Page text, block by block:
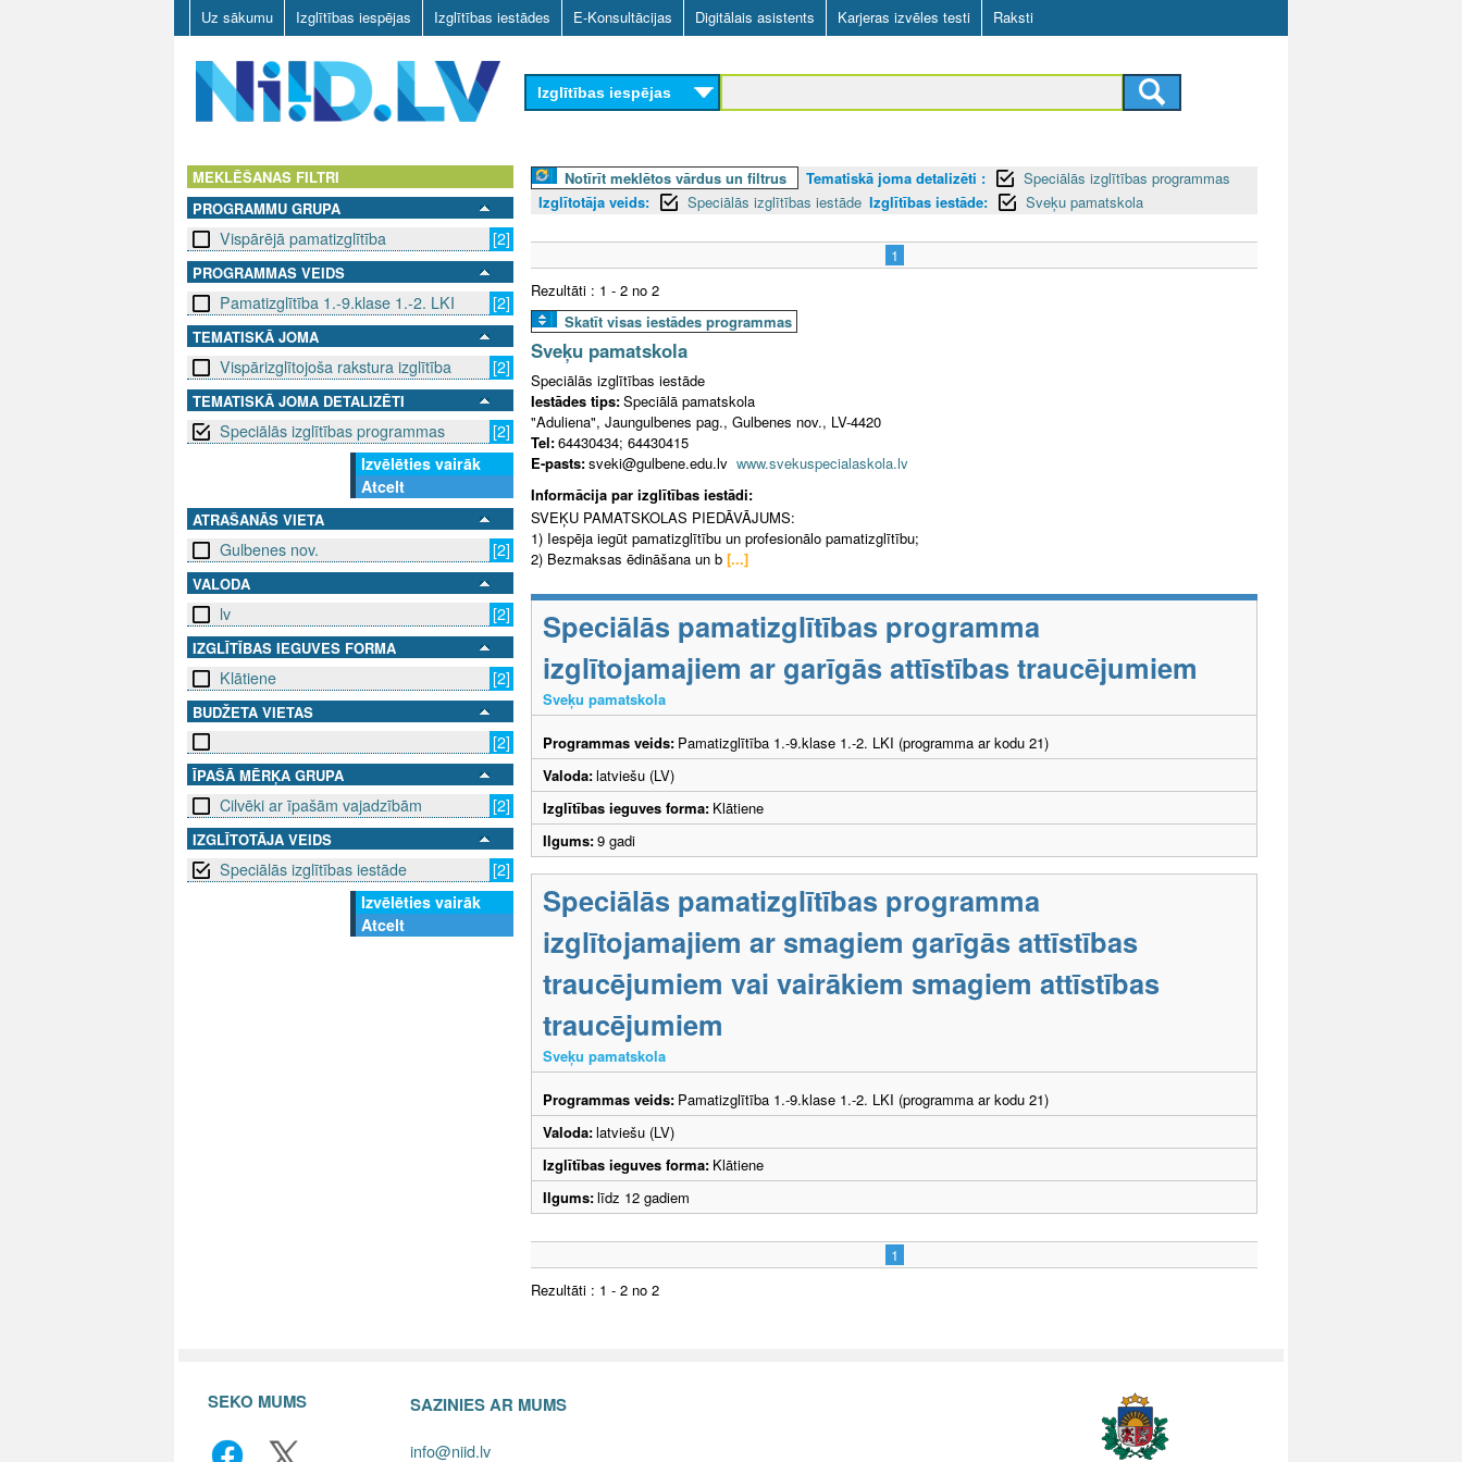
Skip
to
main
content
Uz sākumu Izglītības iespējas Izglītības iestādes E-Konsultācijas Digitālais asistents Karjeras izvēles testi Raksti
D
L
V
Izglītības iespējas
MEKLĒŠANAS FILTRI
PROGRAMMU GRUPA
Vispārējā pamatizglītība [2]
PROGRAMMAS VEIDS
Pamatizglītība 1.-9.klase 1.-2. LKI [2]
TEMATISKĀ JOMA
Vispārizglītojoša rakstura izglītība [2]
TEMATISKĀ JOMA DETALIZĒTI
Speciālās izglītības programmas
[2]
Izvēlēties vairāk
Atcelt
ATRAŠANĀS VIETA
Gulbenes nov. [2]
VALODA
lv [2]
IZGLĪTĪBAS IEGUVES FORMA
Klātiene [2]
BUDŽETA VIETAS
[2]
ĪPAŠĀ MĒRĶA GRUPA
Cilvēki ar īpašām vajadzībām [2]
IZGLĪTOTĀJA VEIDS
Speciālās izglītības iestāde
[2]
Izvēlēties vairāk
Atcelt
Notīrīt meklētos vārdus un filtrus Tematiskā joma detalizēti :
Speciālās izglītības programmas
Izglītotāja veids:
Speciālās izglītības iestāde Izglītības iestāde: Sveķu pamatskola
1
Rezultāti : 1 - 2 no 2
Skatīt visas iestādes programmas
Sveķu pamatskola
Speciālās izglītības iestāde
Iestādes tips:Speciālā pamatskola
"Aduliena", Jaungulbenes pag., Gulbenes nov., LV-4420
Tel:64430434; 64430415
E-pasts:sveki@gulbene.edu.lv www.svekuspecialaskola.lv
Informācija par izglītības iestādi:
SVEĶU PAMATSKOLAS PIEDĀVĀJUMS:
1) Iespēja iegūt pamatizglītību un profesionālo pamatizglītību;
2) Bezmaksas ēdināšana un b [...]
Speciālās pamatizglītības programma
izglītojamajiem ar garīgās attīstības traucējumiem
Sveķu pamatskola
Programmas veids: Pamatizglītība 1.-9.klase 1.-2. LKI (programma ar kodu 21)
Valoda:latviešu (LV)
Izglītības ieguves forma: Klātiene
Ilgums:9 gadi
Speciālās pamatizglītības programma
izglītojamajiem ar smagiem garīgās attīstības
traucējumiem vai vairākiem smagiem attīstības
traucējumiem
Sveķu pamatskola
Programmas veids: Pamatizglītība 1.-9.klase 1.-2. LKI (programma ar kodu 21)
Valoda:latviešu (LV)
Izglītības ieguves forma: Klātiene
Ilgums:līdz 12 gadiem
1
Rezultāti : 1 - 2 no 2
SEKO MUMS SAZINIES AR MUMS
info@niid.lv